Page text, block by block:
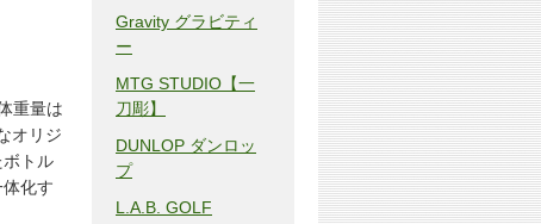
重量は
オリジ
トル
化す
Gravity グラビティ
ー
MTG STUDIO【一
刀彫】
DUNLOP ダンロッ
プ
L.A.B. GOLF